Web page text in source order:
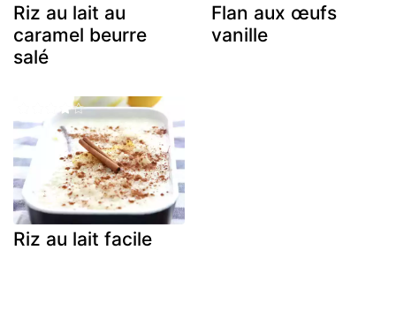
Riz au lait au
caramel beurre
salé
Flan aux œufs
vanille
Riz au lait facile